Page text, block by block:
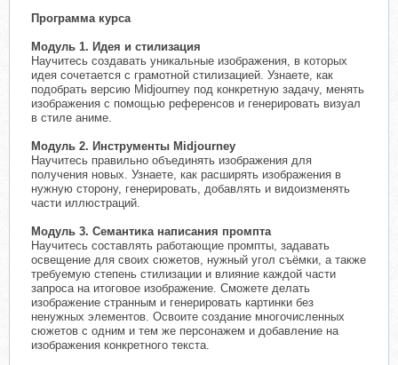
Программа курса
Модуль 1. Идея и стилизация
Научитесь создавать уникальные изображения, в которых
идея сочетается с грамотной стилизацией. Узнаете, как
подобрать версию Midjourney под конкретную задачу, менять
изображения с помощью референсов и генерировать визуал
в стиле аниме.
Модуль 2. Инструменты Midjourney
Научитесь правильно объединять изображения для
получения новых. Узнаете, как расширять изображения в
нужную сторону, генерировать, добавлять и видоизменять
части иллюстраций.
Модуль 3. Семантика написания промпта
Научитесь составлять работающие промпты, задавать
освещение для своих сюжетов, нужный угол съёмки, а также
требуемую степень стилизации и влияние каждой части
запроса на итоговое изображение. Сможете делать
изображение странным и генерировать картинки без
ненужных элементов. Освоите создание многочисленных
сюжетов с одним и тем же персонажем и добавление на
изображения конкретного текста.